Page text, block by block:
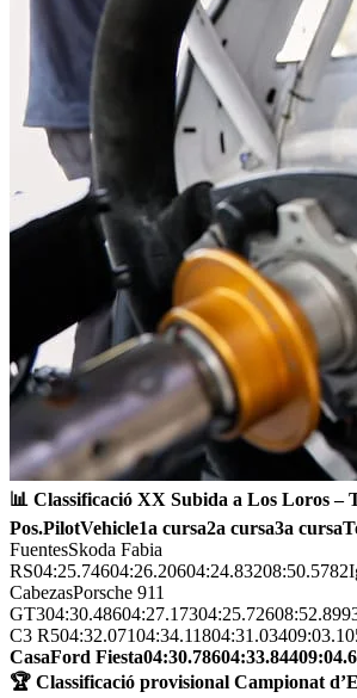
📊 Classificació XX Subida a Los Loros –
Pos.PilotVehicle1a cursa2a cursa3a cursa
FuentesSkoda Fabia
CabezasPorsche 911
C3
CasaFord Fiesta04:30.78604:33.844
🏆 Classificació provisional Campionat